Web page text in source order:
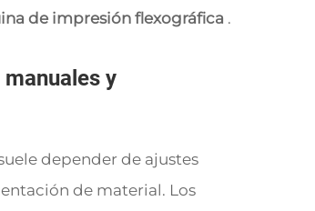
de impresión flexográfica .
y
depender de ajustes
de material. Los